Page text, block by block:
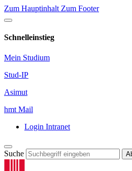
Zum Hauptinhalt Zum Footer
Schnelleinstieg
Mein Studium
Stud-IP
Asimut
hmt Mail
Login Intranet
Suche